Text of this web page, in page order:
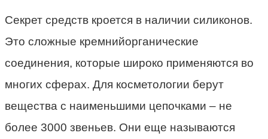
Секрет средств кроется в наличии силиконов.
Это сложные кремнийорганические
соединения, которые широко применяются во
многих сферах. Для косметологии берут
вещества с наименьшими цепочками – не
более 3000 звеньев. Они еще называются